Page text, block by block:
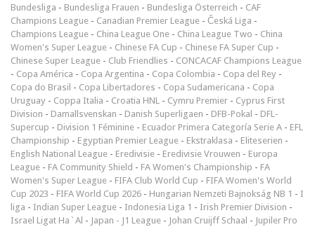
Bundesliga - Bundesliga Frauen - Bundesliga Österreich - CAF
Champions League - Canadian Premier League - Česká Liga -
Champions League - China League One - China League Two - China
Women's Super League - Chinese FA Cup - Chinese FA Super Cup -
Chinese Super League - Club Friendlies - CONCACAF Champions League
- Copa América - Copa Argentina - Copa Colombia - Copa del Rey -
Copa do Brasil - Copa Libertadores - Copa Sudamericana - Copa
Uruguay - Coppa Italia - Croatia HNL - Cymru Premier - Cyprus First
Division - Damallsvenskan - Danish Superligaen - DFB-Pokal - DFL-
Supercup - Division 1 Féminine - Ecuador Primera Categoría Serie A - EFL
Championship - Egyptian Premier League - Ekstraklasa - Eliteserien -
English National League - Eredivisie - Eredivisie Vrouwen - Europa
League - FA Community Shield - FA Women's Championship - FA
Women's Super League - FIFA Club World Cup - FIFA Women's World
Cup 2023 - FIFA World Cup 2026 - Hungarian Nemzeti Bajnokság NB 1 - I
liga - Indian Super League - Indonesia Liga 1 - Irish Premier Division -
Israel Ligat Ha`Al - Japan - J1 League - Johan Cruijff Schaal - Jupiler Pro